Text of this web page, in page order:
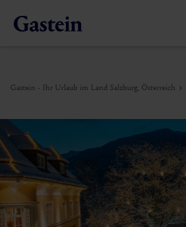
Gastein - Ihr Urlaub im Land Salzburg, Österreich